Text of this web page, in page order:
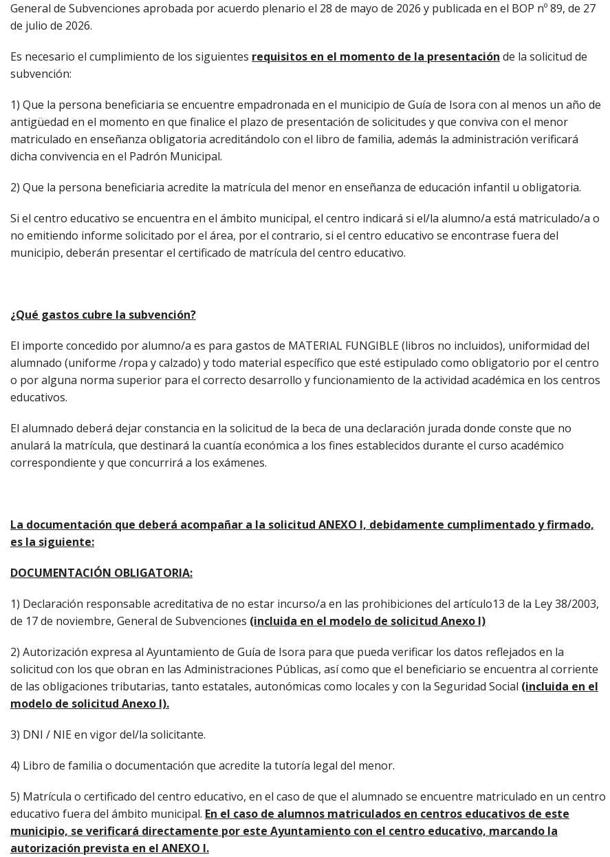
General de Subvenciones aprobada por acuerdo plenario el 28 de mayo de 2026 y publicada en el BOP nº 89, de 27
de julio de 2026.
Es necesario el cumplimiento de los siguientes requisitos en el momento de la presentación de la solicitud de
subvención:
1) Que la persona beneficiaria se encuentre empadronada en el municipio de Guía de Isora con al menos un año de
antigüedad en el momento en que finalice el plazo de presentación de solicitudes y que conviva con el menor
matriculado en enseñanza obligatoria acreditándolo con el libro de familia, además la administración verificará
dicha convivencia en el Padrón Municipal.
2) Que la persona beneficiaria acredite la matrícula del menor en enseñanza de educación infantil u obligatoria.
Si el centro educativo se encuentra en el ámbito municipal, el centro indicará si el/la alumno/a está matriculado/a o
no emitiendo informe solicitado por el área, por el contrario, si el centro educativo se encontrase fuera del
municipio, deberán presentar el certificado de matrícula del centro educativo.
¿Qué gastos cubre la subvención?
El importe concedido por alumno/a es para gastos de MATERIAL FUNGIBLE (libros no incluidos), uniformidad del
alumnado (uniforme /ropa y calzado) y todo material específico que esté estipulado como obligatorio por el centro
o por alguna norma superior para el correcto desarrollo y funcionamiento de la actividad académica en los centros
educativos.
El alumnado deberá dejar constancia en la solicitud de la beca de una declaración jurada donde conste que no
anulará la matrícula, que destinará la cuantía económica a los fines establecidos durante el curso académico
correspondiente y que concurrirá a los exámenes.
La documentación que deberá acompañar a la solicitud ANEXO I, debidamente cumplimentado y firmado,
es la siguiente:
DOCUMENTACIÓN OBLIGATORIA:
1) Declaración responsable acreditativa de no estar incurso/a en las prohibiciones del artículo13 de la Ley 38/2003,
de 17 de noviembre, General de Subvenciones (incluida en el modelo de solicitud Anexo I)
2) Autorización expresa al Ayuntamiento de Guía de Isora para que pueda verificar los datos reflejados en la
solicitud con los que obran en las Administraciones Públicas, así como que el beneficiario se encuentra al corriente
de las obligaciones tributarias, tanto estatales, autonómicas como locales y con la Seguridad Social (incluida en el
modelo de solicitud Anexo I).
3) DNI / NIE en vigor del/la solicitante.
4) Libro de familia o documentación que acredite la tutoría legal del menor.
5) Matrícula o certificado del centro educativo, en el caso de que el alumnado se encuentre matriculado en un centro
educativo fuera del ámbito municipal. En el caso de alumnos matriculados en centros educativos de este
municipio, se verificará directamente por este Ayuntamiento con el centro educativo, marcando la
autorización prevista en el ANEXO I.